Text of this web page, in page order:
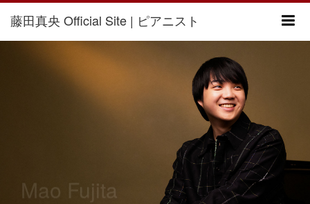
藤田真央 Official Site | ピアニスト
Mao Fujita